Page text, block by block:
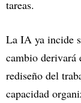
tareas.
La IA ya incide
cambio derivará
rediseño del
capacidad